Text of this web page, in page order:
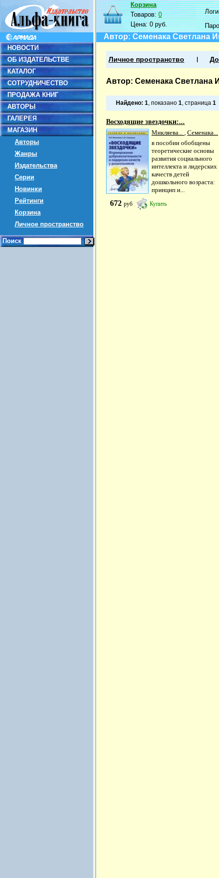
НОВОСТИ
ОБ ИЗДАТЕЛЬСТВЕ
КАТАЛОГ
СОТРУДНИЧЕСТВО
ПРОДАЖА КНИГ
АВТОРЫ
ГАЛЕРЕЯ
МАГАЗИН
Авторы
Жанры
Издательства
Серии
Новинки
Рейтинги
Корзина
Личное пространство
Поиск
Корзина
Товаров:0
Цена:0 руб.
Автор: Семенака Светлана
Личное пространство
Автор: Семенака Светлана
Найдено: 1, показано 1, страница 1
Восходящие звездочки:...
Микляева... , Семенака...
в пособии обобщены
теоретические основы
развития социального
интеллекта и лидерских
качеств детей
дошкольного возраста:
принцип и...
672 руб Купить